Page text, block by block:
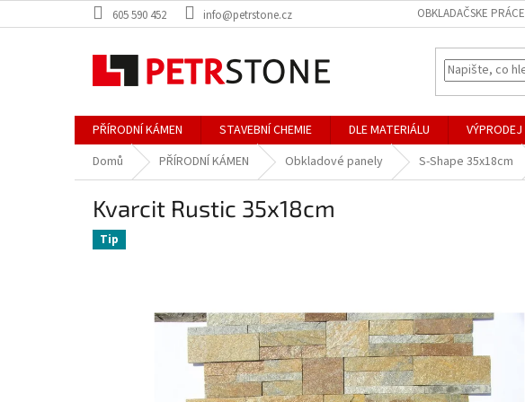
na
605 590 452 info@petrstone.cz OBKLADAČSKE PRÁCE
PŘÍRODNÍ KÁMEN STAVEBNÍ CHEMIE DLE MATERIÁLU VÝPRODEJ
Domů
PŘÍRODNÍ KÁMEN Obkladové panely S-Shape 35x18cm
Kvarcit Rustic 35x18cm
Tip